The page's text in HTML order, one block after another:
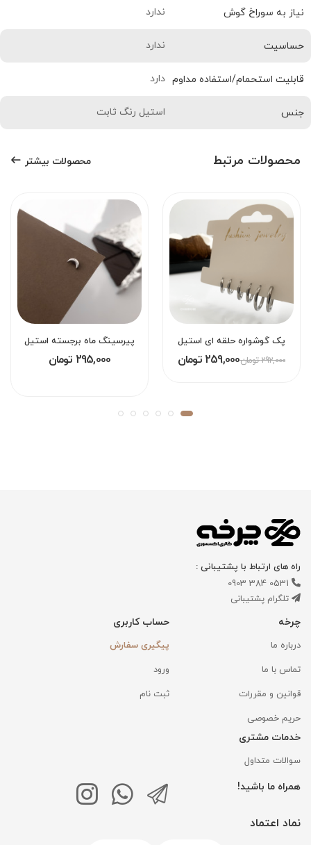
نیاز به سوراخ گوش ندارد
حساسیت ندارد
قابلیت استحمام/استفاده مداوم دارد
جنس استیل رنگ ثابت
محصولات مرتبط محصولات بیشتر
پک گوشواره حلقه ای استیل
259,000 تومان 292,000 تومان
پیرسینگ ماه برجسته استیل
295,000 تومان
راه های ارتباط با پشتیبانی :
0531 384 0903
تلگرام پشتیبانی
چرخه
درباره ما
تماس با ما
قوانین و مقررات
حریم خصوصی
حساب کاربری
پیگیری سفارش
ورود
ثبت نام
خدمات مشتری
سوالات متداول
همراه ما باشید!
نماد اعتماد